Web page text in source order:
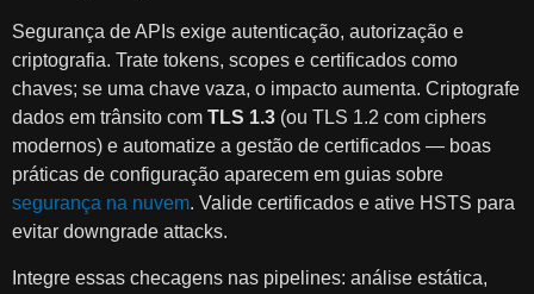
Segurança de APIs exige autenticação, autorização e
criptografia. Trate tokens, scopes e certificados como
chaves; se uma chave vaza, o impacto aumenta. Criptografe
dados em trânsito com TLS 1.3 (ou TLS 1.2 com ciphers
modernos) e automatize a gestão de certificados — boas
práticas de configuração aparecem em guias sobre
segurança na nuvem. Valide certificados e ative HSTS para
evitar downgrade attacks.
Integre essas checagens nas pipelines: análise estática,